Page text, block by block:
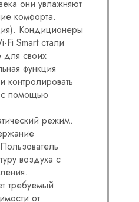
они увлажняют
комфорта.
Кондиционеры
Fi Smart стали
своих
функция
контролировать
с помощью
режим.
воздуха с
требуемый
от